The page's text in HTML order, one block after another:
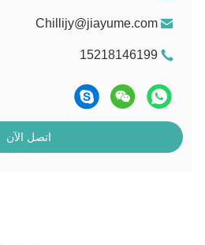
Chillijy@jiayume.com
15218146199
اتصل الآن